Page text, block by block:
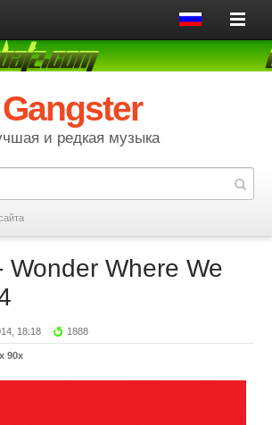
Gangster
и редкая музыка
Wonder Where We
18:18 1888
90х